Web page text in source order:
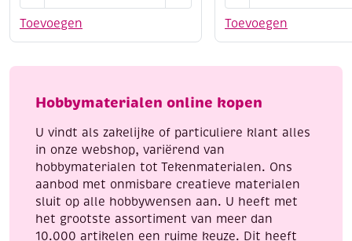
Toevoegen
/
groen
0.34mm,
gram
aantal
Toevoegen
set
summer
aantal
Hobbymaterialen online kopen
U vindt als zakelijke of particuliere klant alles
in onze webshop, variërend van
hobbymaterialen tot Tekenmaterialen. Ons
aanbod met onmisbare creatieve materialen
sluit op alle hobbywensen aan. U heeft met
het grootste assortiment van meer dan
10.000 artikelen een ruime keuze. Dit heeft